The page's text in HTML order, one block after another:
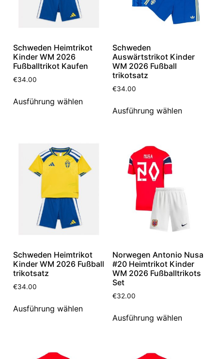
Schweden Heimtrikot
Kinder WM 2026
Fußballtrikot Kaufen
€34.00
Ausführung wählen
Schweden
Auswärtstrikot Kinder
WM 2026 Fußball
trikotsatz
€34.00
Ausführung wählen
Schweden Heimtrikot
Kinder WM 2026 Fußball
trikotsatz
€34.00
Ausführung wählen
Norwegen Antonio Nusa
#20 Heimtrikot Kinder
WM 2026 Fußballtrikots
Set
€32.00
Ausführung wählen